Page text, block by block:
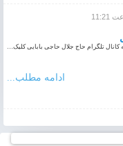
کانال تلگرام حاج جلال حاجی بابایی کلیک…
ادامه مطلب...